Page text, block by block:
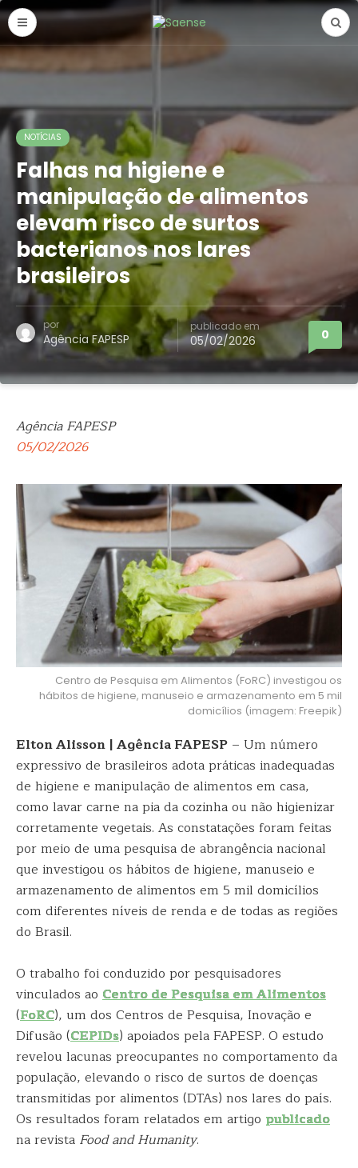
NOTÍCIAS
Falhas na higiene e
manipulação de alimentos
elevam risco de surtos
bacterianos nos lares
brasileiros
por
Agência FAPESP
publicado em
05/02/2026 0
Agência FAPESP
05/02/2026
Centro de Pesquisa em Alimentos (FoRC) investigou os
hábitos de higiene, manuseio e armazenamento em 5 mil
domicílios (imagem: Freepik)
Elton Alisson | Agência FAPESP – Um número
expressivo de brasileiros adota práticas inadequadas
de higiene e manipulação de alimentos em casa,
como lavar carne na pia da cozinha ou não higienizar
corretamente vegetais. As constatações foram feitas
por meio de uma pesquisa de abrangência nacional
que investigou os hábitos de higiene, manuseio e
armazenamento de alimentos em 5 mil domicílios
com diferentes níveis de renda e de todas as regiões
do Brasil.
O trabalho foi conduzido por pesquisadores
vinculados ao Centro de Pesquisa em Alimentos
(FoRC), um dos Centros de Pesquisa, Inovação e
Difusão (CEPIDs) apoiados pela FAPESP. O estudo
revelou lacunas preocupantes no comportamento da
população, elevando o risco de surtos de doenças
transmitidas por alimentos (DTAs) nos lares do país.
Os resultados foram relatados em artigo publicado
na revista Food and Humanity.